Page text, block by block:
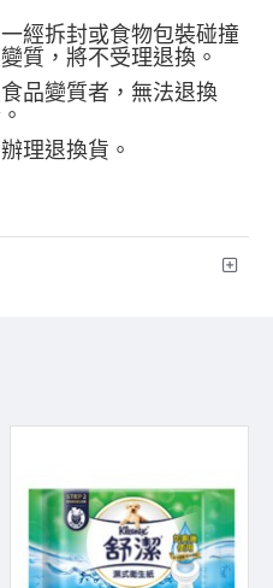
經拆封或食物包裝碰撞
質，將不受理退換。
品變質者，無法退換
理退換貨。